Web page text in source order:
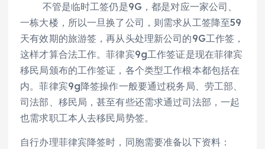
不管是临时工签仍是9G，都是对应一家公司、
一栋大楼，所以一旦换了公司，则需求从工签降至59
天有效期的旅游签，再从头处理新公司的9G工作签，
这样才算合法工作。菲律宾9g工作签证是现在菲律宾
移民局颁布的工作签证，各个类型工作根本都包括在
内。菲律宾9g降签操作一般要通过税务局、劳工部、
司法部、移民局，甚至有些还需求通过司法部，一起
也需求职工本人去移民局势签。
自行办理菲律宾降签时，同胞需要准备以下资料：